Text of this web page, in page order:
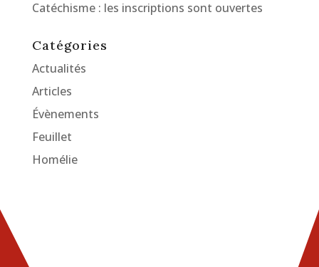
Catéchisme : les inscriptions sont ouvertes
Catégories
Actualités
Articles
Évènements
Feuillet
Homélie